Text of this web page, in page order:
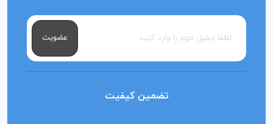
عضویت
تضمین کیفیت